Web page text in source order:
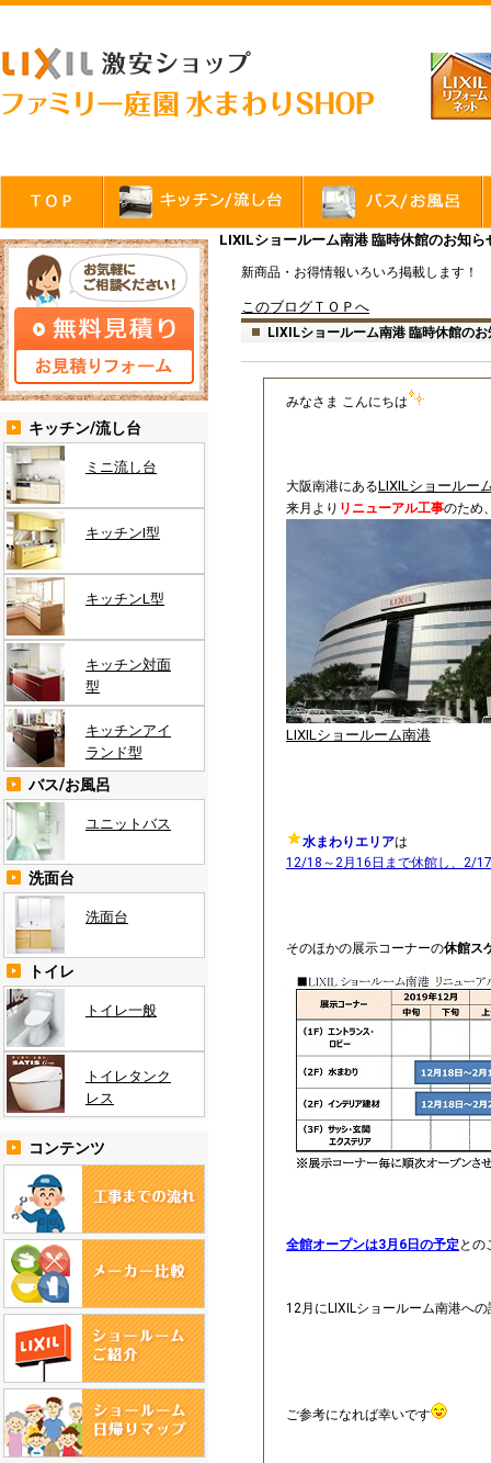
LIXILショールーム南港 臨時休館のお知
新商品・お得情報いろいろ掲載します！
このブログＴＯＰへ
LIXILショールーム南港 臨時休館のお
みなさま こんにちは
大阪南港にあるLIXILショールー
来月より リニューアル工事のため
LIXILショールーム南港
水まわりエリアは
12/18～2月16日まで休館し、2/
そのほかの展示コーナーの休館ス
全館オープンは3月6日の予定との
12月にLIXILショールーム南港へ
ご参考になれば幸いです
キッチン/流し台
ミニ流し台
キッチンI型
キッチンL型
キッチン対面
型
キッチンアイ
ランド型
バス/お風呂
ユニットバス
洗面台
洗面台
トイレ
トイレ一般
トイレタンク
レス
コンテンツ